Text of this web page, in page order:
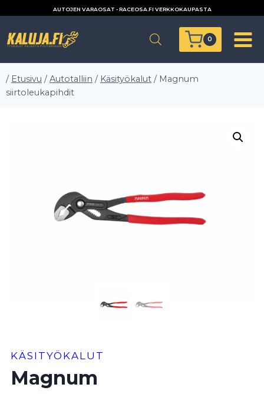
AUTOJEN VARAOSAT - RACEOSA.FI VERKKOKAUPASTA
0
/ Etusivu / Autotalliin / Käsityökalut / Magnum
siirtoleukapihdit
KÄSITYÖKALUT
Magnum